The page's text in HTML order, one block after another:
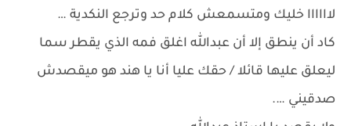
لاااااا خليك ومتسمعش كلام حد وترجع النكدية …
كاد أن ينطق إلا أن عبدالله اغلق فمه الذي يقطر سما
ليعلق عليها قائلا / حقك عليا أنا يا هند هو ميقصدش
صدقيني ….